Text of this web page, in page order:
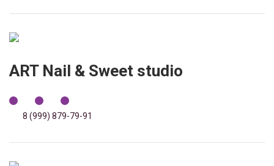
ART Nail & Sweet studio
8 (999) 879-79-91